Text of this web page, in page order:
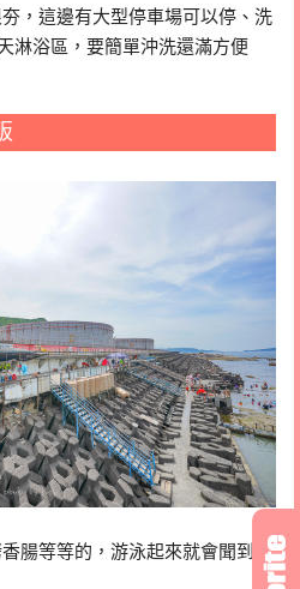
，這邊有大型停車場可以停、洗
淋浴區，要簡單沖洗還滿方便
腸等等的，游泳起來就會聞到陣